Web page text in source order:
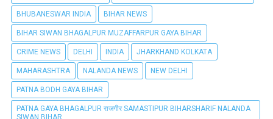
BHUBANESWAR INDIA BIHAR NEWS
BIHAR SIWAN BHAGALPUR MUZAFFARPUR GAYA BIHAR
CRIME NEWS DELHI INDIA JHARKHAND KOLKATA
MAHARASHTRA NALANDA NEWS NEW DELHI
PATNA BODH GAYA BIHAR
PATNA GAYA BHAGALPUR राजगीर SAMASTIPUR BIHARSHARIF NALANDA
SIWAN BIHAR